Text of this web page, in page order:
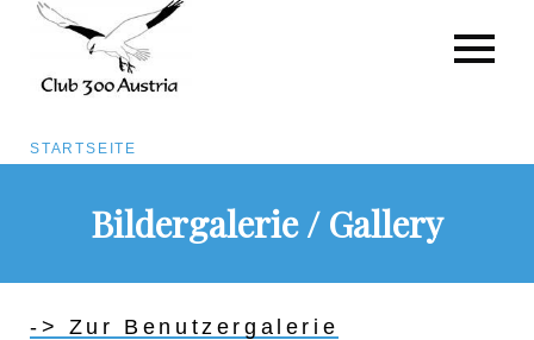
Inhalt
Pfadnavigation
STARTSEITE
Bildergalerie / Gallery
-> Zur Benutzergalerie